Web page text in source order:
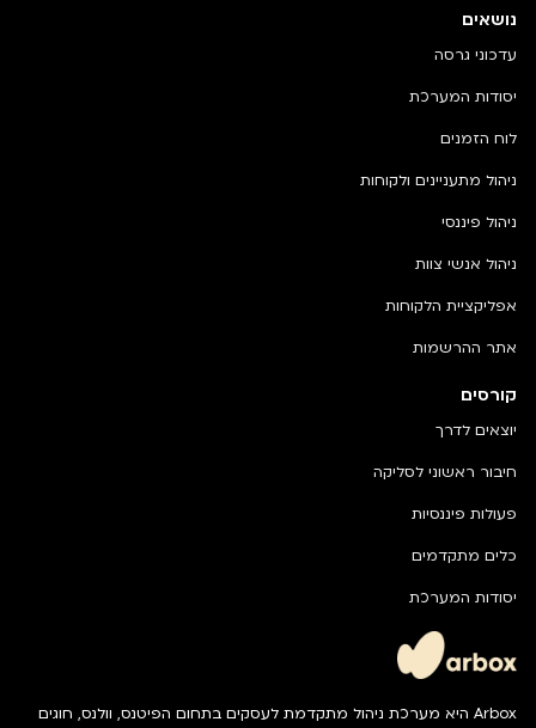
Arbox היא מערכת ניהול מתקדמת לעסקים בתחום הפיטנס, וולנס, חוגים
קורסים
יוצאים לדרך
חיבור ראשוני לסליקה
פעולות פיננסיות
כלים מתקדמים
יסודות המערכת
נושאים
עדכוני גרסה
יסודות המערכת
לוח הזמנים
ניהול מתעניינים ולקוחות
ניהול פיננסי
ניהול אנשי צוות
אפליקציית הלקוחות
אתר ההרשמות